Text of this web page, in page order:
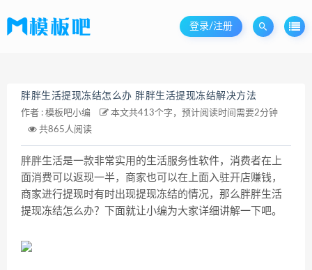
登录/注册
胖胖生活提现冻结怎么办 胖胖生活提现冻结解决方法
作者 : 模板吧小编
本文共413个字，预计阅读时间需要2分钟
共865人阅读
胖胖生活是一款非常实用的生活服务性软件，消费者在上
面消费可以返现一半，商家也可以在上面入驻开店赚钱，
商家进行提现时有时出现提现冻结的情况，那么胖胖生活
提现冻结怎么办？下面就让小编为大家详细讲解一下吧。